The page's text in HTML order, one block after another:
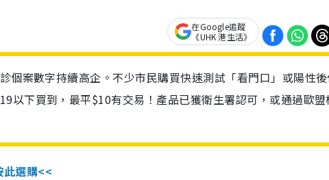
在Google追蹤
《UHK 港生活》
個案數字持續高企。不少市民購買快速測試「看門口」或陽性
以下買到，最平$10有交易！產品已獲衛生署認可，或通過歐盟
此選購<<